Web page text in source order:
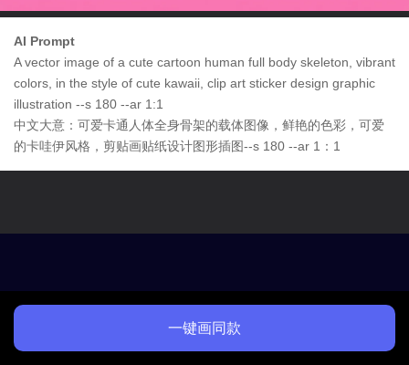
AI Prompt
A vector image of a cute cartoon human full body skeleton, vibrant
colors, in the style of cute kawaii, clip art sticker design graphic
illustration --s 180 --ar 1:1
中文大意：可爱卡通人体全身骨架的载体图像，鲜艳的色彩，可爱
的卡哇伊风格，剪贴画贴纸设计图形插图--s 180 --ar 1：1
一键画同款